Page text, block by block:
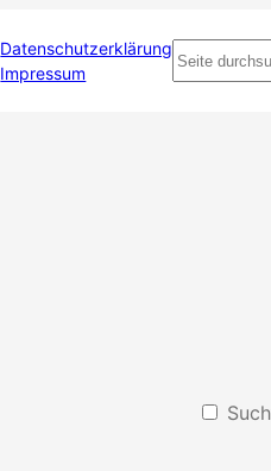
Datenschutzerklärung
Impressum
Seite